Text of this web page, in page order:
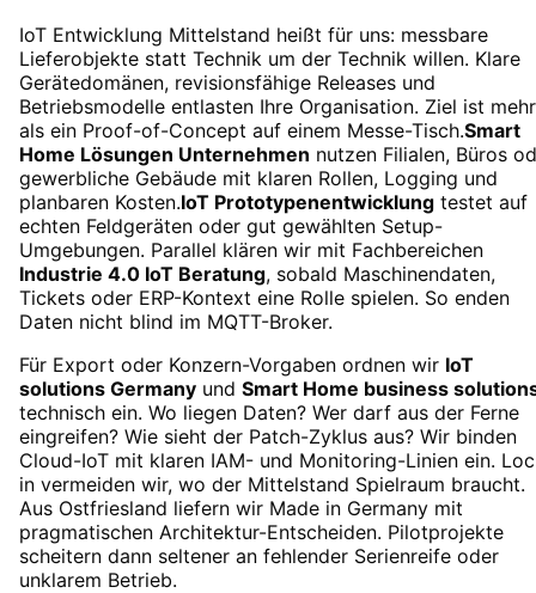
IoT Entwicklung Mittelstand heißt für uns: messbare
Lieferobjekte statt Technik um der Technik willen. Klare
Gerätedomänen, revisionsfähige Releases und
Betriebsmodelle entlasten Ihre Organisation. Ziel ist mehr
als ein Proof-of-Concept auf einem Messe-Tisch.Smart
Home Lösungen Unternehmen nutzen Filialen, Büros
gewerbliche Gebäude mit klaren Rollen, Logging und
planbaren Kosten.IoT Prototypenentwicklung testet auf
echten Feldgeräten oder gut gewählten Setup-
Umgebungen. Parallel klären wir mit Fachbereichen
Industrie 4.0 IoT Beratung, sobald Maschinendaten,
Tickets oder ERP-Kontext eine Rolle spielen. So enden
Daten nicht blind im MQTT-Broker.
Für Export oder Konzern-Vorgaben ordnen wir IoT
solutions Germany und Smart Home business
technisch ein. Wo liegen Daten? Wer darf aus der Ferne
eingreifen? Wie sieht der Patch-Zyklus aus? Wir binden
Cloud-IoT mit klaren IAM- und Monitoring-Linien ein.
in vermeiden wir, wo der Mittelstand Spielraum braucht.
Aus Ostfriesland liefern wir Made in Germany mit
pragmatischen Architektur-Entscheiden. Pilotprojekte
scheitern dann seltener an fehlender Serienreife oder
unklarem Betrieb.